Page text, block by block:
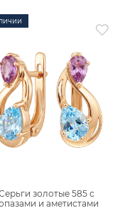
золотые 585 с
и аметистами